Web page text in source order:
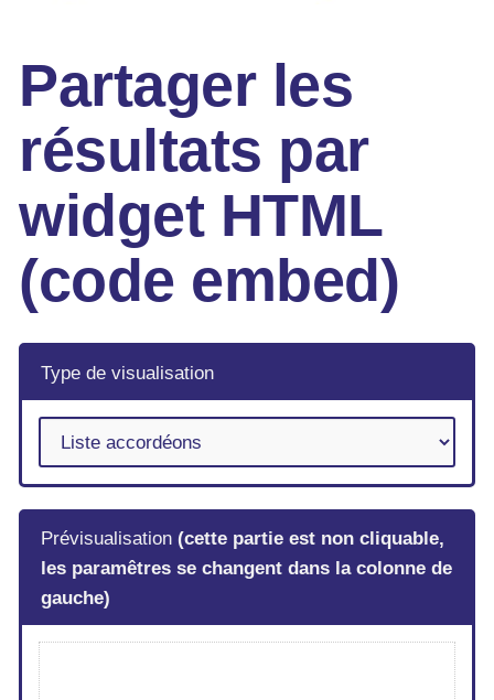
Partager les
résultats par
widget HTML
(code embed)
Type de visualisation
Prévisualisation (cette partie est non cliquable,
les paramêtres se changent dans la colonne de
gauche)